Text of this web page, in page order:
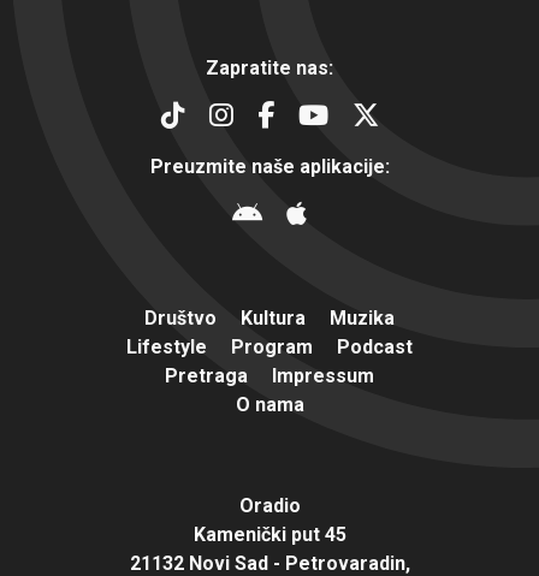
Zapratite nas:
Preuzmite naše aplikacije:
Društvo Kultura
Muzika
Lifestyle
Program
Podcast
Pretraga
Impressum
O nama
Oradio
Kamenički put 45
21132 Novi Sad - Petrovaradin,